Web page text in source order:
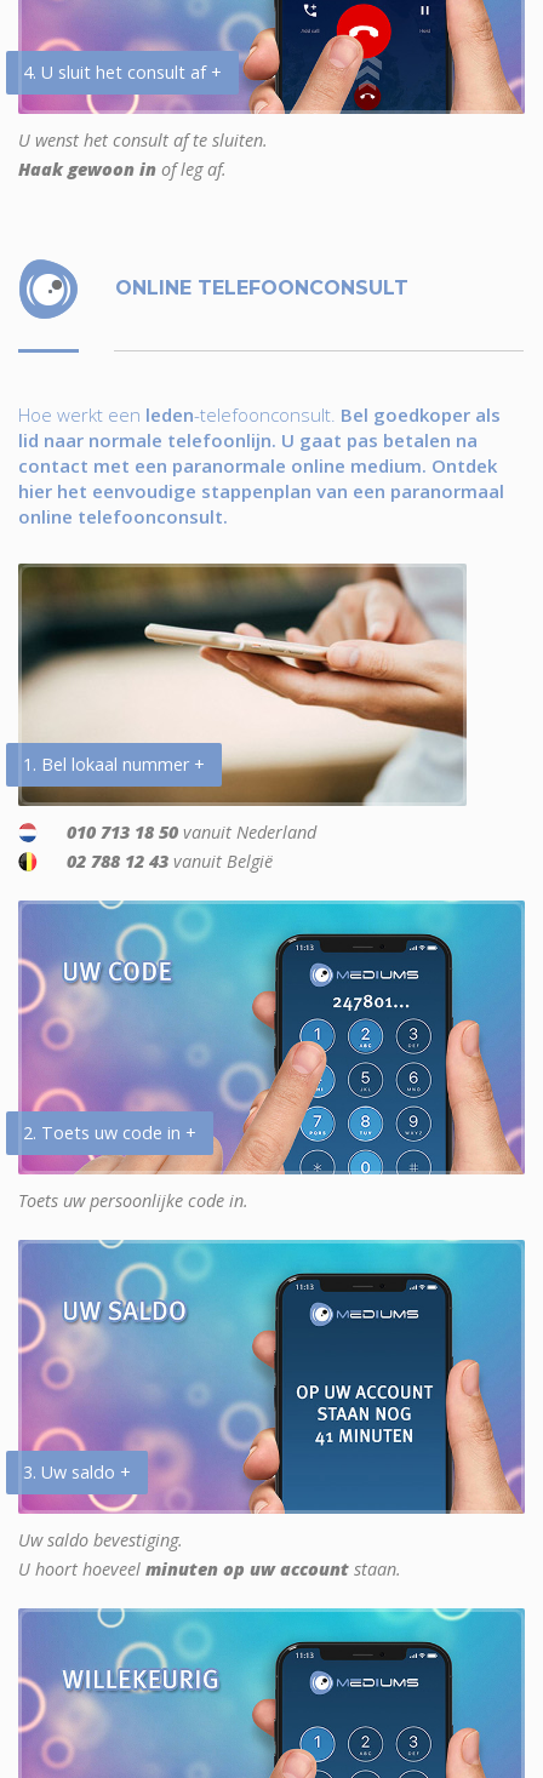
4. U sluit het consult af +
U wenst het consult af te sluiten.
Haak gewoon in of leg af.
ONLINE TELEFOONCONSULT
Hoe werkt een leden-telefoonconsult. Bel goedkoper als
lid naar normale telefoonlijn. U gaat pas betalen na
contact met een paranormale online medium. Ontdek
hier het eenvoudige stappenplan van een paranormaal
online telefoonconsult.
1. Bel lokaal nummer +
010 713 18 50 vanuit Nederland
02 788 12 43 vanuit België
2. Toets uw code in +
Toets uw persoonlijke code in.
3. Uw saldo +
Uw saldo bevestiging.
U hoort hoeveel minuten op uw account staan.